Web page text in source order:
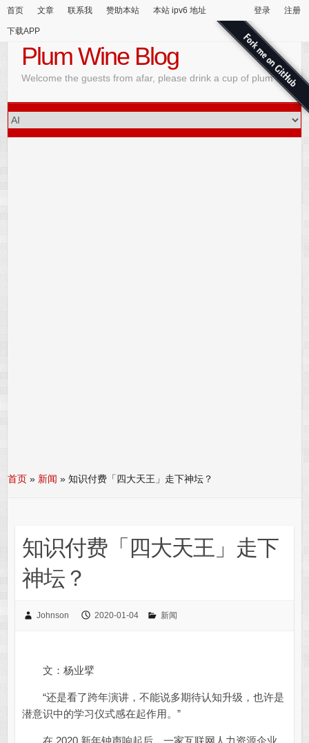
首页 文章 联系我 赞助本站 本站 ipv6 地址
下载APP
登录 注册
Plum Wine Blog
Welcome the guests from afar, please drink a cup of plum wine
首页 » 新闻 »知识付费「四大天王」走下神坛？
知识付费「四大天王」走下
神坛？
Johnson 2020-01-04 新闻
文：杨业擘
“还是看了跨年演讲，不能说多期待认知升级，也许是
潜意识中的学习仪式感在起作用。”
在 2020 新年钟声响起后，一家互联网人力资源企业